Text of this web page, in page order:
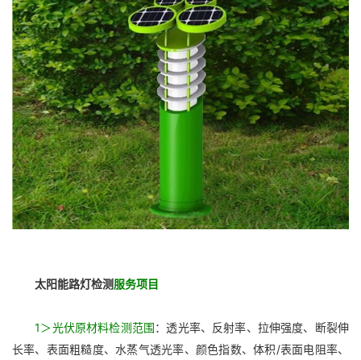
太阳能路灯检测服务项目
1＞光伏原材料检测范围 ：透光率、反射率、拉伸强度、断裂伸
长率、表面粗糙度、水蒸气透光率、颜色指数、体积/表面电阻率、